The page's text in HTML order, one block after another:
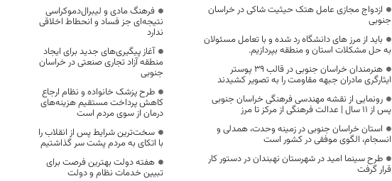
ازدواج مجازی عامل هتک حیثیت شاکی در خراسان
جنوبی
باید از مرز های دانشگاه رد شده و با تعامل مسئولان
به حل مشکلات استان و منطقه بپردازیم.
هنرمندان خراسان جنوبی در قالب ۳۹ پوستر
ایثارگری مادران جبهه مقاومت را به تصویر کشیدند
رونمایی از نقشه مهندسی فرهنگی خراسان جنوبی
پس از ۱۱ سال | عدالت فرهنگی از مرکز تا مرز
استان خراسان جنوبی در زمینه وحدت، همدلی و
انسجام، الگوی موفقی در کشور است
طرح سینما امید در شهرستان نهبندان در دستور کار
قرار گرفت
فرهنگ مادی و لیبرال‌دموکراسی
نتیجه‌ای جز فساد و انحطاط اخلاقی
ندارد
آغاز پیگیری‌های جدید برای ایجاد
منطقه آزاد تجاری صنعتی در خراسان
جنوبی
طرح پزشک خانواده و نظام ارجاع
کاهش پرداخت مستقیم هزینه‌های
درمان از سوی مردم است
سخت‌ترین شرایط پس از انقلاب را
با اتکای به مردم پشت سر گذاشتیم
هفته دولت بهترین فرصت برای
تبیین خدمات نظام و دولت